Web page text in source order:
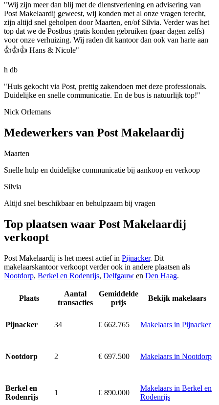
"Wij zijn meer dan blij met de dienstverlening en advisering van
Post Makelaardij geweest, wij konden met al onze vragen terecht,
zijn altijd snel geholpen door Maarten, en/of Silvia. Verder was het
top dat we de Postbus gratis konden gebruiken (paar dagen zelfs)
voor onze verhuizing. Wij raden dit kantoor dan ook van harte aan
👍👍👍 Hans & Nicole"
h db
"Huis gekocht via Post, prettig zakendoen met deze professionals.
Duidelijke en snelle communicatie. En de bus is natuurlijk top!"
Nick Orlemans
Medewerkers van Post Makelaardij
Maarten
Snelle hulp en duidelijke communicatie bij aankoop en verkoop
Silvia
Altijd snel beschikbaar en behulpzaam bij vragen
Top plaatsen waar Post Makelaardij
verkoopt
Post Makelaardij is het meest actief in Pijnacker. Dit
makelaarskantoor verkoopt verder ook in andere plaatsen als
Nootdorp, Berkel en Rodenrijs, Delfgauw en Den Haag.
Plaats
Aantal
transacties
Gemiddelde
prijs
Bekijk makelaars
Pijnacker 34 € 662.765 Makelaars in Pijnacker
Nootdorp 2 € 697.500 Makelaars in Nootdorp
Berkel en
Rodenrijs
1 € 890.000
Makelaars in Berkel en
Rodenrijs